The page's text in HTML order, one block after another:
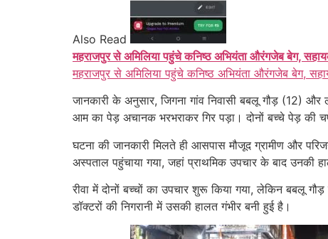
Also Read
महराजपुर से अमिलिया पहुंचे कनिष्ठ अभियंता औरंगजेब बेग,
महराजपुर से अमिलिया पहुंचे कनिष्ठ अभियंता औरंगजेब बेग,
जानकारी के अनुसार, जिगना गांव निवासी बबलू गौड़ (12)
आम का पेड़ अचानक भरभराकर गिर पड़ा। दोनों बच्चे पेड़
घटना की जानकारी मिलते ही आसपास मौजूद ग्रामीण और
अस्पताल पहुंचाया गया, जहां प्राथमिक उपचार के बाद उनकी
रीवा में दोनों बच्चों का उपचार शुरू किया गया, लेकिन बबलू
डॉक्टरों की निगरानी में उसकी हालत गंभीर बनी हुई है।